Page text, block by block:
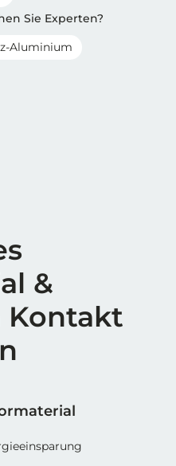
Sie Experten?
Aluminium
&
Kontakt